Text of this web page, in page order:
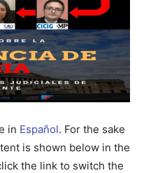
in Español. For the sake
is shown below in the
the link to switch the